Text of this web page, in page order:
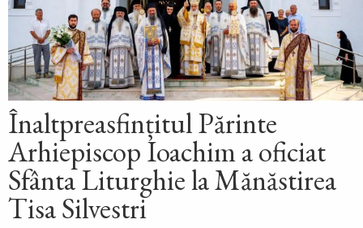
Înaltpreasfințitul Părinte
Arhiepiscop Ioachim a oficiat
Sfânta Liturghie la Mănăstirea
Tisa Silvestri